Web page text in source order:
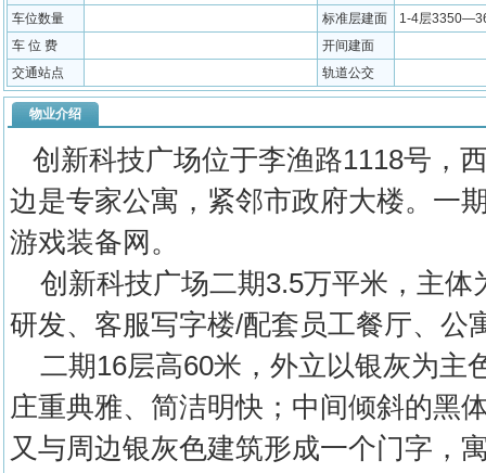
车位数量
标准层建面
1-4层
车 位 费
开间建面
交通站点
轨道公交
物业介绍
创新科技广场位于李渔路1118号，
边是专家公寓，紧邻市政府大楼。一
游戏装备网。
创新科技广场二期3.5万平米，主体
研发、客服写字楼/配套员工餐厅、公
二期16层高60米，外立以银灰为主
庄重典雅、简洁明快；中间倾斜的黑
又与周边银灰色建筑形成一个门字，